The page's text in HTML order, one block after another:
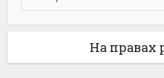
На правах